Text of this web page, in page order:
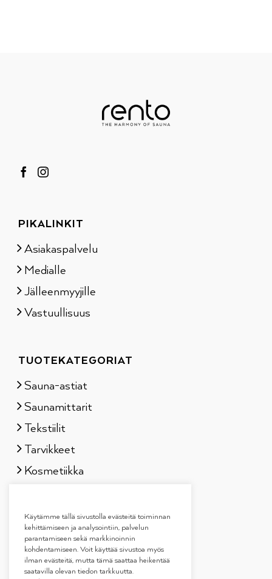
PIKALINKIT
Asiakaspalvelu
Medialle
Jälleenmyyjille
Vastuullisuus
TUOTEKATEGORIAT
Sauna-astiat
Saunamittarit
Tekstiilit
Tarvikkeet
Kosmetiikka
Lahjapakkaukset
Käytämme tällä sivustolla evästeitä toiminnan
kehittämiseen ja analysointiin, palvelun
parantamiseen sekä markkinoinnin
kohdentamiseen. Voit käyttää sivustoa myös
ilman evästeitä, mutta tämä saattaa heikentää
saatavilla olevan tiedon tarkkuutta.